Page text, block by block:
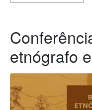
etnógrafo